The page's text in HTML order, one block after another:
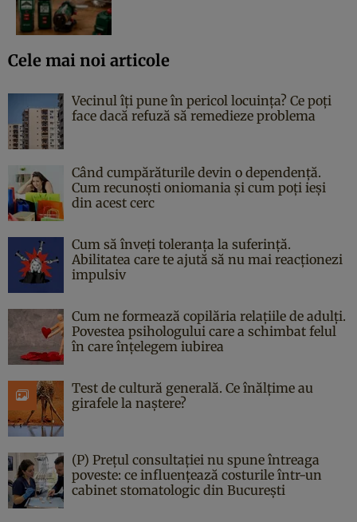
Cele mai noi articole
Vecinul îți pune în pericol locuința? Ce poți
face dacă refuză să remedieze problema
Când cumpărăturile devin o dependență.
Cum recunoști oniomania și cum poți ieși
din acest cerc
Cum să înveți toleranța la suferință.
Abilitatea care te ajută să nu mai reacționezi
impulsiv
Cum ne formează copilăria relațiile de adulți.
Povestea psihologului care a schimbat felul
în care înțelegem iubirea
Test de cultură generală. Ce înălțime au
girafele la naștere?
(P) Prețul consultației nu spune întreaga
poveste: ce influențează costurile într-un
cabinet stomatologic din București